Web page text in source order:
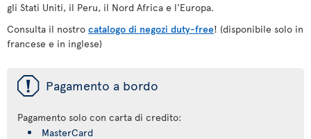
gli Stati Uniti, il Peru, il Nord Africa e l'Europa.
Consulta il nostro catalogo di negozi duty-free! (disponibile solo in
francese e in inglese)
ü Pagamento a bordo
Pagamento solo con carta di credito:
MasterCard